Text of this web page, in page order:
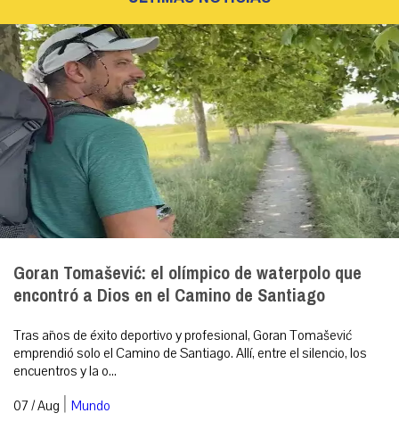
Goran Tomašević: el olímpico de waterpolo que
encontró a Dios en el Camino de Santiago
Tras años de éxito deportivo y profesional, Goran Tomašević
emprendió solo el Camino de Santiago. Allí, entre el silencio, los
encuentros y la o...
07 / Aug | Mundo